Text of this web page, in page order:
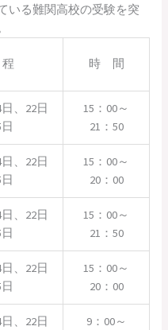
いる難関高校の受験を突
時 間
、22日
15：00～
21：50
、22日
15：00～
20：00
、22日
15：00～
21：50
、22日
15：00～
20：00
、22日
9：00～